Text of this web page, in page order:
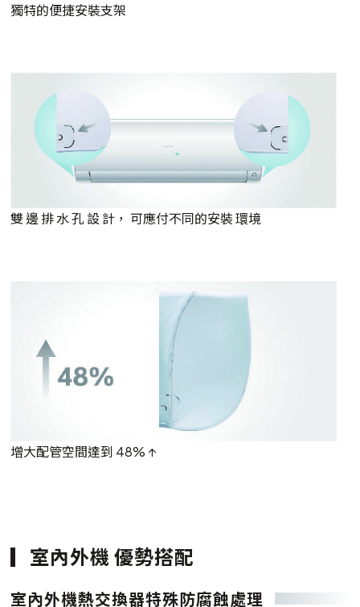
獨特的便捷安裝支架
雙 邊 排 水 孔 設 計， 可應付不同的安裝 環境
增大配管空間達到 48% ↑
室內外機 優勢搭配
室內外機熱交換器特殊防腐蝕處理